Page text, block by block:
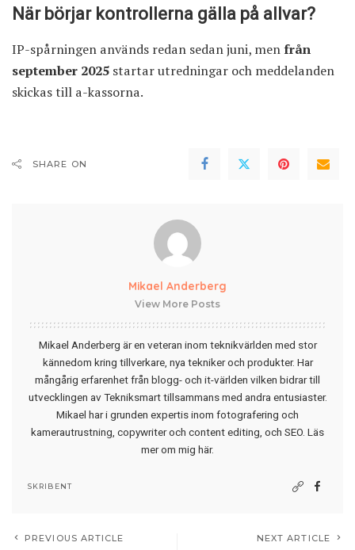
När börjar kontrollerna gälla på allvar?
IP-spårningen används redan sedan juni, menfrån
september 2025 startar utredningar och meddelanden
skickas till a-kassorna.
SHARE ON
Mikael Anderberg
View More Posts
Mikael Anderberg är en veteran inom teknikvärlden med stor
kännedom kring tillverkare, nya tekniker och produkter. Har
mångårig erfarenhet från blogg- och it-världen vilken bidrar till
utvecklingen av Tekniksmart tillsammans med andra entusiaster.
Mikael har i grunden expertis inom fotografering och
kamerautrustning, copywriter och content editing, och SEO. Läs
mer om mig här.
SKRIBENT
PREVIOUS ARTICLE NEXT ARTICLE